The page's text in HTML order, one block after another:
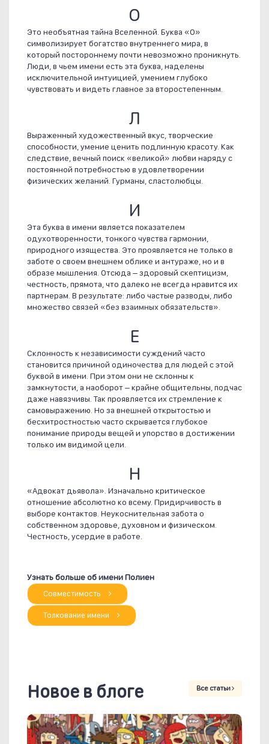
О
Это необъятная тайна Вселенной. Буква «О»
символизирует богатство внутреннего мира, в
который постороннему почти невозможно проникнуть.
Люди, в чьем имени есть эта буква, наделены
исключительной интуицией, умением глубоко
чувствовать и видеть главное за второстепенным.
Л
Выраженный художественный вкус, творческие
способности, умение ценить подлинную красоту. Как
следствие, вечный поиск «великой» любви наряду с
постоянной потребностью в удовлетворении
физических желаний. Гурманы, сластолюбцы.
И
Эта буква в имени является показателем
одухотворенности, тонкого чувства гармонии,
природного изящества. Это проявляется не только в
заботе о своем внешнем облике и антураже, но и в
образе мышления. Отсюда – здоровый скептицизм,
честность, прямота, что далеко не всегда нравится их
партнерам. В результате: либо частые разводы, либо
множество связей «без взаимных обязательств».
Е
Склонность к независимости суждений часто
становится причиной одиночества для людей с этой
буквой в имени. При этом они не склонны к
замкнутости, а наоборот – крайне общительны, подчас
даже навязчивы. Так проявляется их стремление к
самовыражению. Но за внешней открытостью и
бесхитростностью часто скрывается глубокое
понимание природы вещей и упорство в достижении
только им видимой цели.
Н
«Адвокат дьявола». Изначально критическое
отношение абсолютно ко всему. Придирчивость в
выборе контактов. Неукоснительная забота о
собственном здоровье, духовном и физическом.
Честность, усердие в работе.
Узнать больше об имени Полиен
Совместимость
Толкование имени
Новое в блоге Все статьи